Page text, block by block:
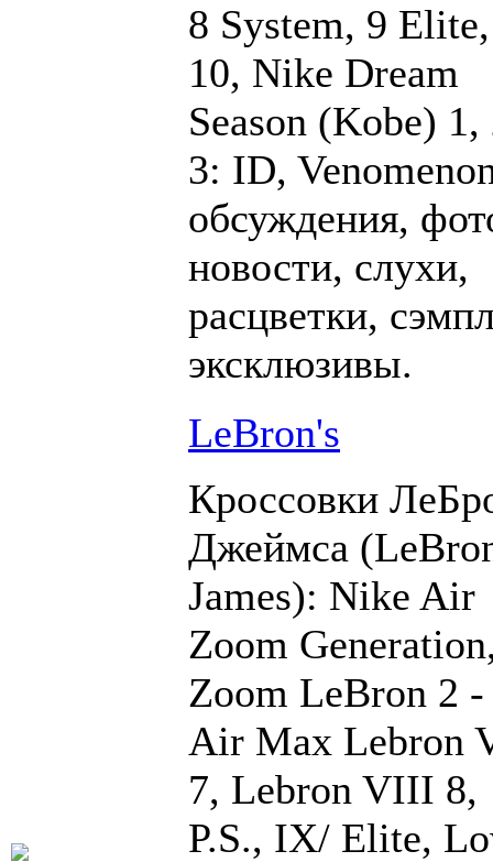
8 System, 9 Elite,
10, Nike Dream
Season (Kobe) 1,
3: ID,
обсуждения,
новости, слухи,
расцветки,
эксклюзивы.
LeBron's
Кроссовки
Джеймса
James): Nike Air
Zoom
Zoom LeBron 2 -
Air Max Lebron
7, Lebron VIII 8,
P.S., IX/ Elite,